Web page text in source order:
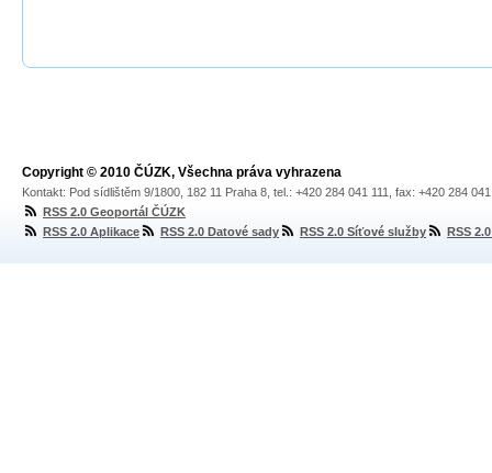
Copyright © 2010 ČÚZK, Všechna práva vyhrazena
Kontakt: Pod sídlištěm 9/1800, 182 11 Praha 8, tel.: +420 284 041 111, fax: +420 284
RSS 2.0 Geoportál ČÚZK
RSS 2.0 Aplikace
RSS 2.0 Datové sady RSS 2.0 Síťové služby RSS